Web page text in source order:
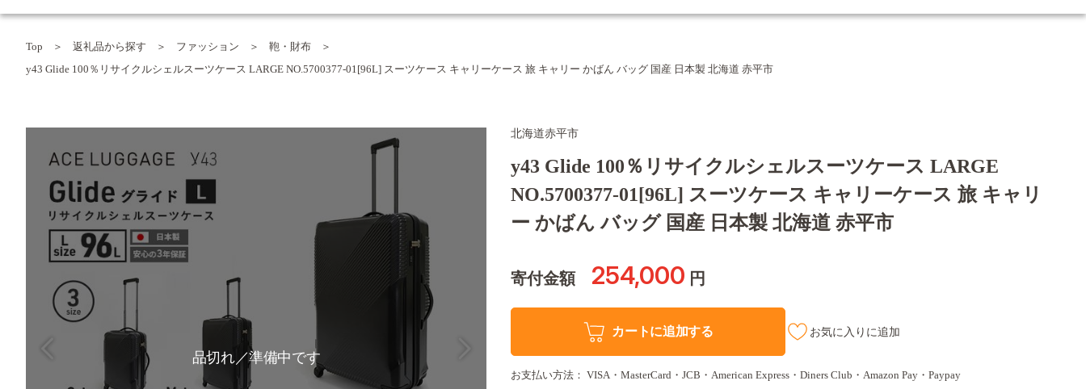
Top 返礼品から探す ファッション
鞄・財布
y43 Glide 100％リサイクルシェルスーツケース LARGE NO.5700377-01[96L] スーツケース キャリーケース 旅 キャリー かばん バッグ 国産 日本製 北海道 赤平市
品切れ／準備中です
北海道赤平市
y43 Glide 100％リサイクルシェルスーツケース LARGE
NO.5700377-01[96L] スーツケース キャリーケース 旅 キャリ
ー かばん バッグ 国産 日本製 北海道 赤平市
寄付金額 254,000 円
カートに追加する お気に入りに追加
お支払い方法： VISA・MasterCard・JCB・American Express・Diners Club・Amazon Pay・Paypay